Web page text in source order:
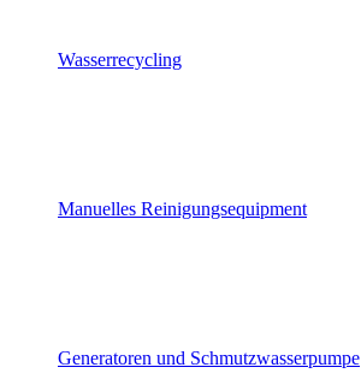
Wasserrecycling
Manuelles Reinigungsequipment
Generatoren und Schmutzwasserpumpe